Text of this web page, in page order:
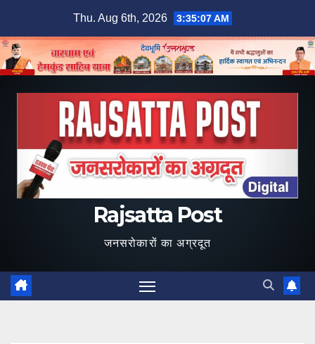
content
Thu. Aug 6th, 2026 3:35:08 AM
Rajsatta Post
जनसरोकारों का अग्रदूत